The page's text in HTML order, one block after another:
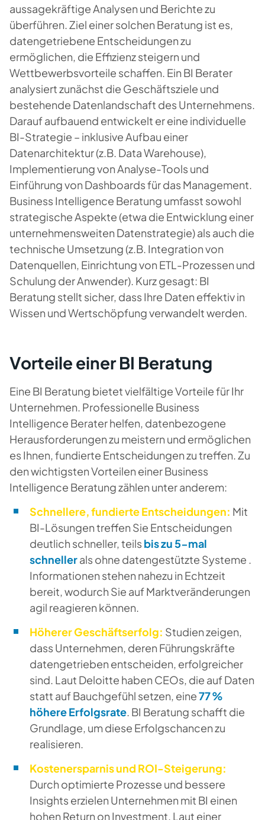
aussagekräftige Analysen und Berichte zu
überführen. Ziel einer solchen Beratung ist es,
datengetriebene Entscheidungen zu
ermöglichen, die Effizienz steigern und
Wettbewerbsvorteile schaffen. Ein BI Berater
analysiert zunächst die Geschäftsziele und
bestehende Datenlandschaft des Unternehmens.
Darauf aufbauend entwickelt er eine individuelle
BI-Strategie – inklusive Aufbau einer
Datenarchitektur (z.B. Data Warehouse),
Implementierung von Analyse-Tools und
Einführung von Dashboards für das Management.
Business Intelligence Beratung umfasst sowohl
strategische Aspekte (etwa die Entwicklung einer
unternehmensweiten Datenstrategie) als auch die
technische Umsetzung (z.B. Integration von
Datenquellen, Einrichtung von ETL-Prozessen und
Schulung der Anwender). Kurz gesagt: BI
Beratung stellt sicher, dass Ihre Daten effektiv in
Wissen und Wertschöpfungverwandelt werden.
Vorteile einer BI Beratung
Eine BI Beratung bietet vielfältige Vorteile für Ihr
Unternehmen. Professionelle Business
Intelligence Berater helfen, datenbezogene
Herausforderungen zu meistern und ermöglichen
es Ihnen, fundierte Entscheidungen zu treffen. Zu
den wichtigsten Vorteilen einer Business
Intelligence Beratung zählen unter anderem:
Schnellere, fundierte Entscheidungen: Mit
BI-Lösungen treffen Sie Entscheidungen
deutlich schneller, teils bis zu 5-mal
schnellerals ohne datengestützte Systeme .
Informationen stehen nahezu in Echtzeit
bereit, wodurch Sie auf Marktveränderungen
agil reagieren können.
Höherer Geschäftserfolg: Studien zeigen,
dass Unternehmen, deren Führungskräfte
datengetrieben entscheiden, erfolgreicher
sind. Laut Deloitte haben CEOs, die auf Daten
statt auf Bauchgefühl setzen, eine77 %
höhere Erfolgsrate. BI Beratung schafft die
Grundlage, um diese Erfolgschancen zu
realisieren.
Kostenersparnis und ROI-Steigerung:
Durch optimierte Prozesse und bessere
Insights erzielen Unternehmen mit BI einen
hohen Return on Investment. Laut einer